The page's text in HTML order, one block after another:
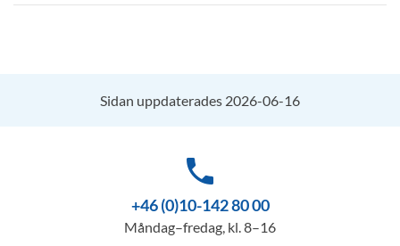
Sidan uppdaterades 2026-06-16
phone
+46 (0)10-142 80 00
Måndag–fredag, kl. 8–16